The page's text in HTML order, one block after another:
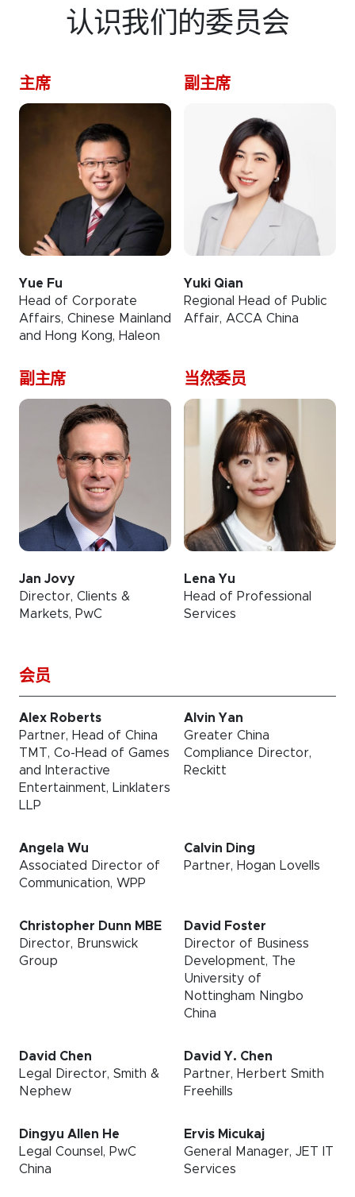
认识我们的委员会
主席
Yue Fu
Head of Corporate
Affairs, Chinese Mainland
and Hong Kong, Haleon
副主席
Yuki Qian
Regional Head of Public
Affair, ACCA China
副主席
Jan Jovy
Director, Clients &
Markets, PwC
当然委员
Lena Yu
Head of Professional
Services
会员
Alex Roberts
Partner, Head of China
TMT, Co-Head of Games
and Interactive
Entertainment, Linklaters
LLP
Alvin Yan
Greater China
Compliance Director,
Reckitt
Angela Wu
Associated Director of
Communication, WPP
Calvin Ding
Partner, Hogan Lovells
Christopher Dunn MBE
Director, Brunswick
Group
David Foster
Director of Business
Development, The
University of
Nottingham Ningbo
China
David Chen
Legal Director, Smith &
Nephew
David Y. Chen
Partner, Herbert Smith
Freehills
Dingyu Allen He
Legal Counsel, PwC
China
Ervis Micukaj
General Manager, JET IT
Services